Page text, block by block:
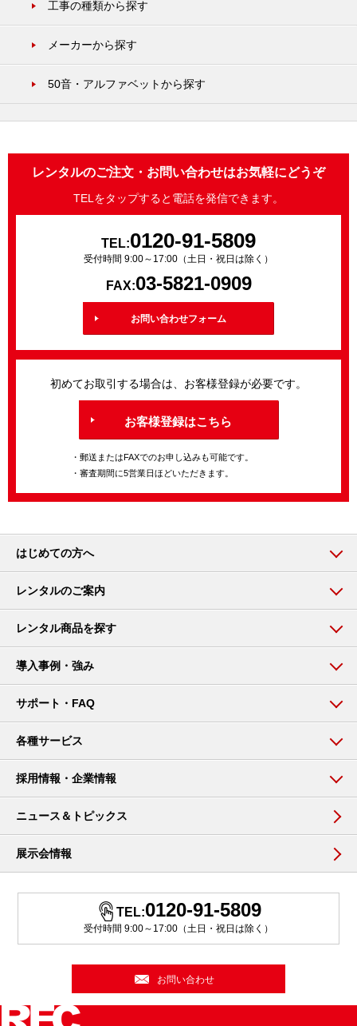
工事の種類から探す
メーカーから探す
50音・アルファベットから探す
レンタルのご注文・お問い合わせはお気軽にどうぞ
TELをタップすると電話を発信できます。
TEL:0120-91-5809
受付時間 9:00～17:00（土日・祝日は除く）
FAX:03-5821-0909
お問い合わせフォーム
初めてお取引する場合は、お客様登録が必要です。
お客様登録はこちら
・郵送またはFAXでのお申し込みも可能です。
・審査期間に5営業日ほどいただきます。
はじめての方へ
レンタルのご案内
レンタル商品を探す
導入事例・強み
サポート・FAQ
各種サービス
採用情報・企業情報
ニュース＆トピックス
展示会情報
TEL:0120-91-5809
受付時間 9:00～17:00（土日・祝日は除く）
お問い合わせ